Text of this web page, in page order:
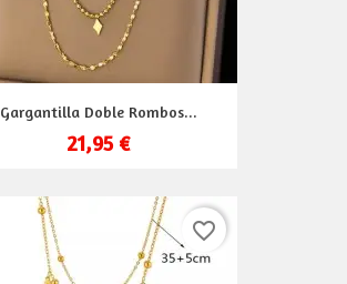
Gargantilla Doble Rombos...
21,95 €
favorite_border